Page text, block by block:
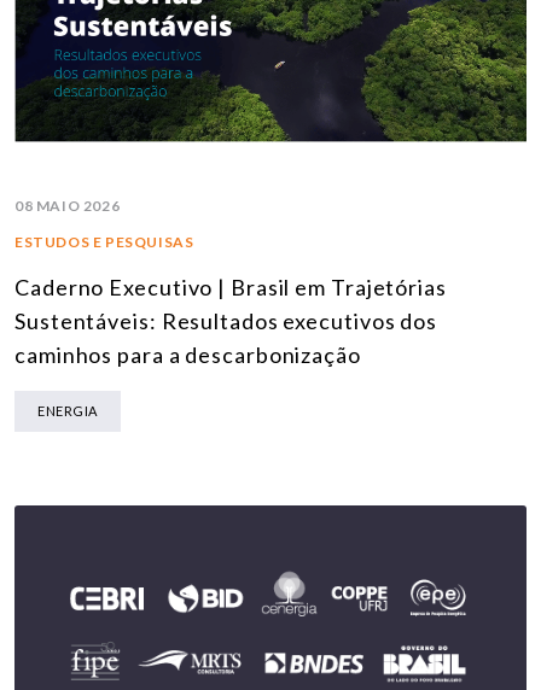
08 MAIO 2026
ESTUDOS E PESQUISAS
Caderno Executivo | Brasil em Trajetórias
Sustentáveis: Resultados executivos dos
caminhos para a descarbonização
ENERGIA